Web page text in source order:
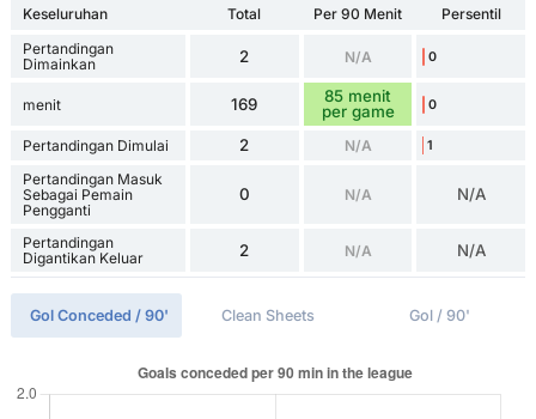
Keseluruhan Total Per 90 Menit
Persentil
Pertandingan
Dimainkan
2 N/A 0
menit 169
85 menit
per game
0
Pertandingan Dimulai 2 N/A 1
Pertandingan Masuk
Sebagai Pemain
Pengganti
0 N/A N/A
Pertandingan
Digantikan Keluar
2 N/A N/A
Gol Conceded / 90' Clean Sheets Gol / 90'